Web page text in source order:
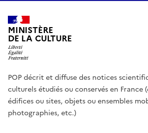
MINISTÈRE
DE LA CULTURE
POP décrit et diffuse des notices
culturels étudiés ou conservés en
édifices ou sites, objets ou ensembles
photographies, etc.)